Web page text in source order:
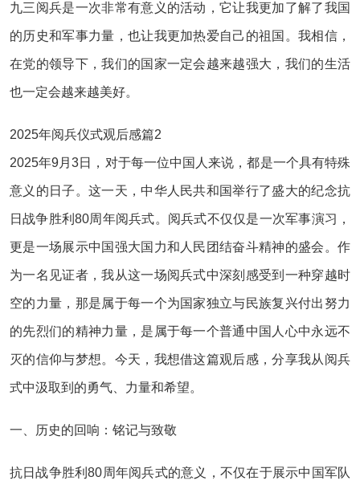
九三阅兵是一次非常有意义的活动，它让我更加了解了我国
的历史和军事力量，也让我更加热爱自己的祖国。我相信，
在党的领导下，我们的国家一定会越来越强大，我们的生活
也一定会越来越美好。
2025年阅兵仪式观后感篇2
2025年9月3日，对于每一位中国人来说，都是一个具有特殊
意义的日子。这一天，中华人民共和国举行了盛大的纪念抗
日战争胜利80周年阅兵式。阅兵式不仅仅是一次军事演习，
更是一场展示中国强大国力和人民团结奋斗精神的盛会。作
为一名见证者，我从这一场阅兵式中深刻感受到一种穿越时
空的力量，那是属于每一个为国家独立与民族复兴付出努力
的先烈们的精神力量，是属于每一个普通中国人心中永远不
灭的信仰与梦想。今天，我想借这篇观后感，分享我从阅兵
式中汲取到的勇气、力量和希望。
一、历史的回响：铭记与致敬
抗日战争胜利80周年阅兵式的意义，不仅在于展示中国军队